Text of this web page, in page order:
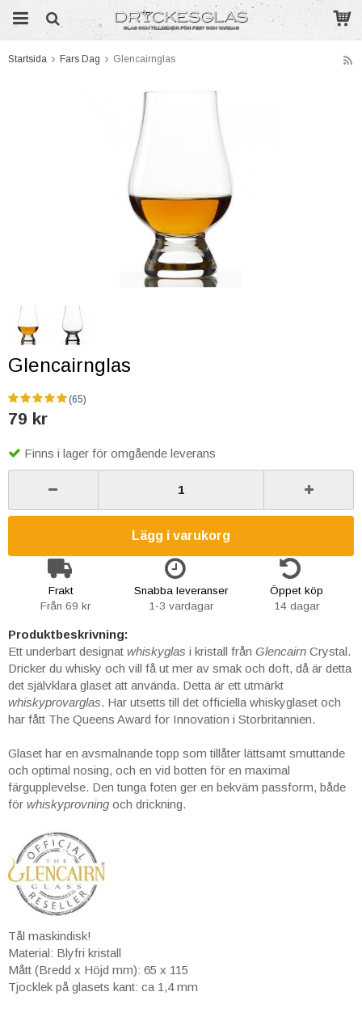
Startsida Fars Dag Glencairnglas
Glencairnglas
(65)
79 kr
Finns i lager för omgående leverans
Lägg i varukorg
Frakt
Från 69 kr
Snabba leveranser
1-3 vardagar
Öppet köp
14 dagar
Produktbeskrivning:
Ett underbart designat whiskyglas i kristall från Glencairn Crystal.
Dricker du whisky och vill få ut mer av smak och doft, då är detta
det självklara glaset att använda. Detta är ett utmärkt
whiskyprovarglas. Har utsetts till det officiella whiskyglaset och
har fått The Queens Award for Innovation i Storbritannien.
Glaset har en avsmalnande topp som tillåter lättsamt smuttande
och optimal nosing, och en vid botten för en maximal
färgupplevelse. Den tunga foten ger en bekväm passform, både
för whiskyprovning och drickning.
Tål maskindisk!
Material: Blyfri kristall
Mått (Bredd x Höjd mm): 65 x 115
Tjocklek på glasets kant: ca 1,4 mm